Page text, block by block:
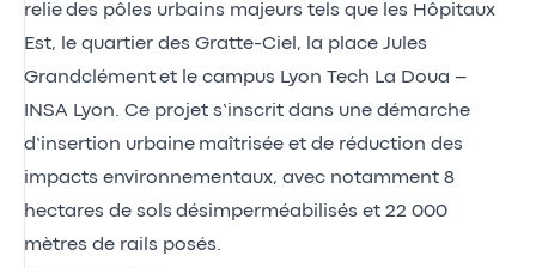
relie des pôles urbains majeurs tels que les Hôpitaux
Est, le quartier des Gratte-Ciel, la place Jules
Grandclément et le campus Lyon Tech La Doua –
INSA Lyon. Ce projet s’inscrit dans une démarche
d’insertion urbaine maîtrisée et de réduction des
impacts environnementaux, avec notamment 8
hectares de sols désimperméabilisés et 22 000
mètres de rails posés.